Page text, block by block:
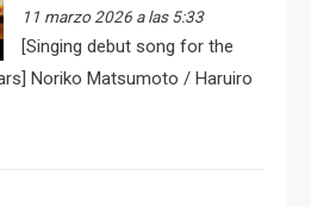
11 marzo 2026 a las 5:33
[Singing debut song for the
Noriko Matsumoto / Haruiro